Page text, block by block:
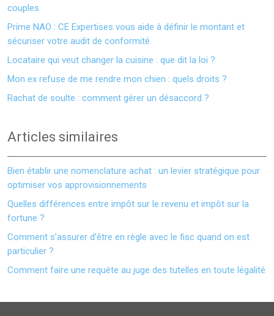
couples
Prime NAO : CE Expertises vous aide à définir le montant et
sécuriser votre audit de conformité
Locataire qui veut changer la cuisine : que dit la loi ?
Mon ex refuse de me rendre mon chien : quels droits ?
Rachat de soulte : comment gérer un désaccord ?
Articles similaires
Bien établir une nomenclature achat : un levier stratégique pour
optimiser vos approvisionnements
Quelles différences entre impôt sur le revenu et impôt sur la
fortune ?
Comment s’assurer d’être en règle avec le fisc quand on est
particulier ?
Comment faire une requête au juge des tutelles en toute légalité